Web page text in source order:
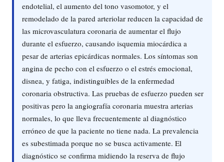
endotelial, el aumento del tono vasomotor, y el
remodelado de la pared arteriolar reducen la capacidad de
las microvasculatura coronaria de aumentar el flujo
durante el esfuerzo, causando isquemia miocárdica a
pesar de arterias epicárdicas normales. Los síntomas son
angina de pecho con el esfuerzo o el estrés emocional,
disnea, y fatiga, indistinguibles de la enfermedad
coronaria obstructiva. Las pruebas de esfuerzo pueden ser
positivas pero la angiografía coronaria muestra arterias
normales, lo que lleva frecuentemente al diagnóstico
erróneo de que la paciente no tiene nada. La prevalencia
es subestimada porque no se busca activamente. El
diagnóstico se confirma midiendo la reserva de flujo